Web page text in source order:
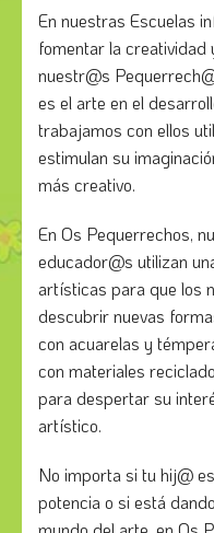
En nuestras Escuelas
fomentar la creatividad
nuestr@s
es el arte en el
trabajamos con ellos
estimulan su
más creativo.
En Os Pequerrechos,
educador@s utilizan
artísticas para que los
descubrir nuevas
con acuarelas y
con materiales
para despertar su
artístico.
No importa si tu hij@
potencia o si está